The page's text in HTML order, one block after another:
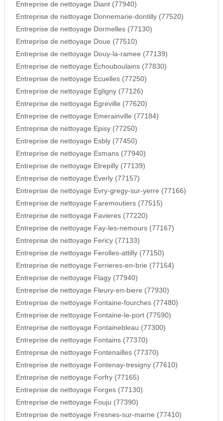
Entreprise de nettoyage Diant (77940)
Entreprise de nettoyage Donnemarie-dontilly (77520)
Entreprise de nettoyage Dormelles (77130)
Entreprise de nettoyage Doue (77510)
Entreprise de nettoyage Douy-la-ramee (77139)
Entreprise de nettoyage Echouboulains (77830)
Entreprise de nettoyage Ecuelles (77250)
Entreprise de nettoyage Egligny (77126)
Entreprise de nettoyage Egreville (77620)
Entreprise de nettoyage Emerainville (77184)
Entreprise de nettoyage Episy (77250)
Entreprise de nettoyage Esbly (77450)
Entreprise de nettoyage Esmans (77940)
Entreprise de nettoyage Etrepilly (77139)
Entreprise de nettoyage Everly (77157)
Entreprise de nettoyage Evry-gregy-sur-yerre (77166)
Entreprise de nettoyage Faremoutiers (77515)
Entreprise de nettoyage Favieres (77220)
Entreprise de nettoyage Fay-les-nemours (77167)
Entreprise de nettoyage Fericy (77133)
Entreprise de nettoyage Ferolles-attilly (77150)
Entreprise de nettoyage Ferrieres-en-brie (77164)
Entreprise de nettoyage Flagy (77940)
Entreprise de nettoyage Fleury-en-biere (77930)
Entreprise de nettoyage Fontaine-fourches (77480)
Entreprise de nettoyage Fontaine-le-port (77590)
Entreprise de nettoyage Fontainebleau (77300)
Entreprise de nettoyage Fontains (77370)
Entreprise de nettoyage Fontenailles (77370)
Entreprise de nettoyage Fontenay-tresigny (77610)
Entreprise de nettoyage Forfry (77165)
Entreprise de nettoyage Forges (77130)
Entreprise de nettoyage Fouju (77390)
Entreprise de nettoyage Fresnes-sur-marne (77410)